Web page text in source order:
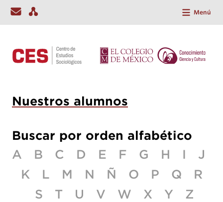
Menú
Nuestros alumnos
Buscar por orden alfabético
A
B C D E F G H I
J
K
L M N Ñ O P Q
R
S
T U V W X Y Z